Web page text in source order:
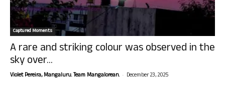
Captured Moments
A rare and striking colour was observed in the
sky over...
Violet Pereira, Mangaluru. Team Mangalorean. - December 23, 2025